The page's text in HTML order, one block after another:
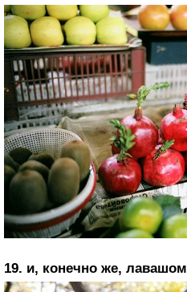
19. и, конечно же, лавашом